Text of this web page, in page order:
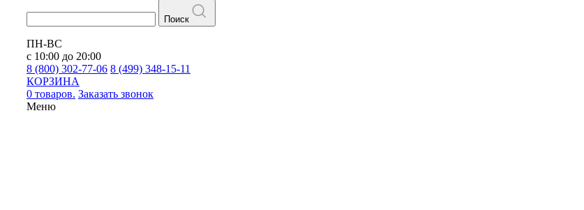
Поиск
ПН-ВС
с 10:00 до 20:00
8 (800) 302-77-06 8 (499) 348-15-11
КОРЗИНА
0 товаров. Заказать звонок
Меню